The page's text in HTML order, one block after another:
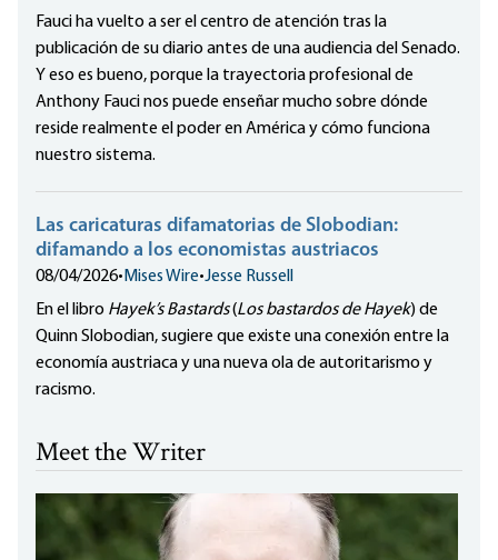
Fauci ha vuelto a ser el centro de atención tras la
publicación de su diario antes de una audiencia del Senado.
Y eso es bueno, porque la trayectoria profesional de
Anthony Fauci nos puede enseñar mucho sobre dónde
reside realmente el poder en América y cómo funciona
nuestro sistema.
Las caricaturas difamatorias de Slobodian:
difamando a los economistas austriacos
08/04/2026• Mises Wire•Jesse Russell
En el libro Hayek’s Bastards(Los bastardos de Hayek) de
Quinn Slobodian, sugiere que existe una conexión entre la
economía austriaca y una nueva ola de autoritarismo y
racismo.
Meet the Writer